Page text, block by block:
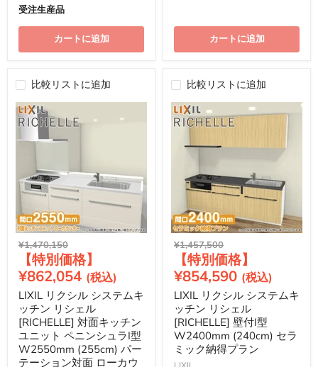
受注生産品
カートに追加 カートに追加
比較リストに追加
元
価
格
¥1,470,150
在
の
格
¥862,054
LIXIL リクシル システムキ
ッチン リシェル
[RICHELLE] 対面キッチン
ユニット ペニンシュラI型
W2550mm (255cm) パー
テーション対面 ローカウ
比較リストに追加
元
価
格
¥1,457,500
在
の
格
¥854,590
LIXIL リクシル システムキ
ッチン リシェル
[RICHELLE] 壁付I型
W2400mm (240cm) セラ
ミック納得プラン